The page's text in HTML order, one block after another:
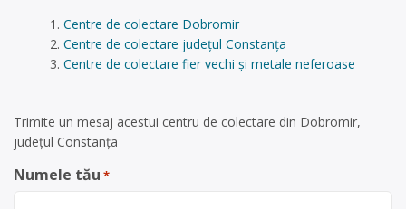
Centre de colectare Dobromir
Centre de colectare județul Constanța
Centre de colectare fier vechi și metale neferoase
Trimite un mesaj acestui centru de colectare din Dobromir,
județul Constanța
Numele tău *